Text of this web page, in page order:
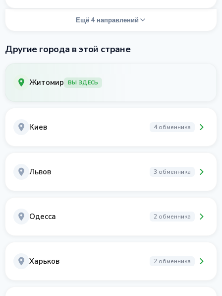
Ещё 4 направлений
Другие города в этой стране
Житомир ВЫ ЗДЕСЬ
Киев 4 обменника
Львов 3 обменника
Одесса 2 обменника
Харьков 2 обменника